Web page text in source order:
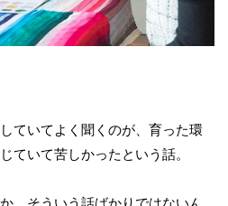
ていてよく聞くのが、育った環
ていて苦しかったという話。
、そういう話ばかりではないん